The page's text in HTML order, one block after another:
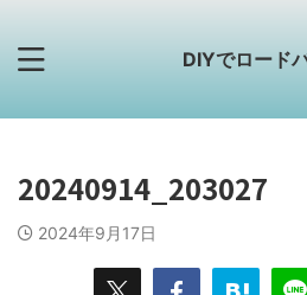
DIYでロード
20240914_203027
2024年9月17日